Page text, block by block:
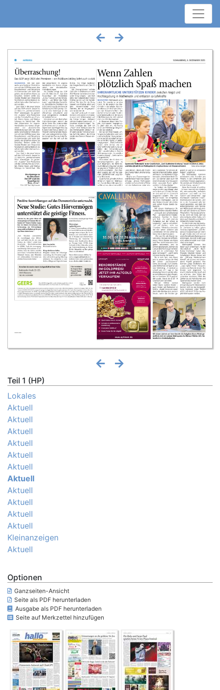
Teil 1 (HP)
Lokales
Aktuell
Aktuell
Aktuell
Aktuell
Aktuell
Aktuell
Aktuell
Aktuell
Aktuell
Aktuell
Aktuell
Kleinanzeigen
Aktuell
Optionen
Ganzseiten-Ansicht
Seite als PDF herunterladen
Ausgabe als PDF herunterladen
Seite auf Merkzettel hinzufügen